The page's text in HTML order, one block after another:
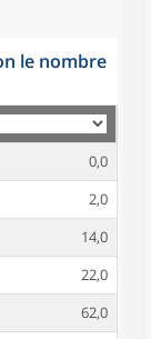
le nombre
0,0
2,0
14,0
22,0
62,0